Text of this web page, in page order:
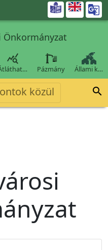

Önkormányzat

Pázmány Állami k…
közül 